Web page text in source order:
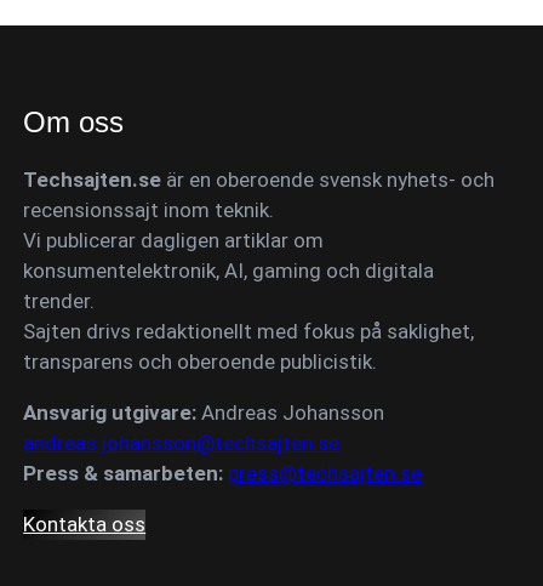
Om oss
Techsajten.se är en oberoende svensk nyhets- och
recensionssajt inom teknik.
Vi publicerar dagligen artiklar om
konsumentelektronik, AI, gaming och digitala
trender.
Sajten drivs redaktionellt med fokus på saklighet,
transparens och oberoende publicistik.
Ansvarig utgivare: Andreas Johansson
andreas.johansson@techsajten.se
Press & samarbeten: press@techsajten.se
Kontakta oss